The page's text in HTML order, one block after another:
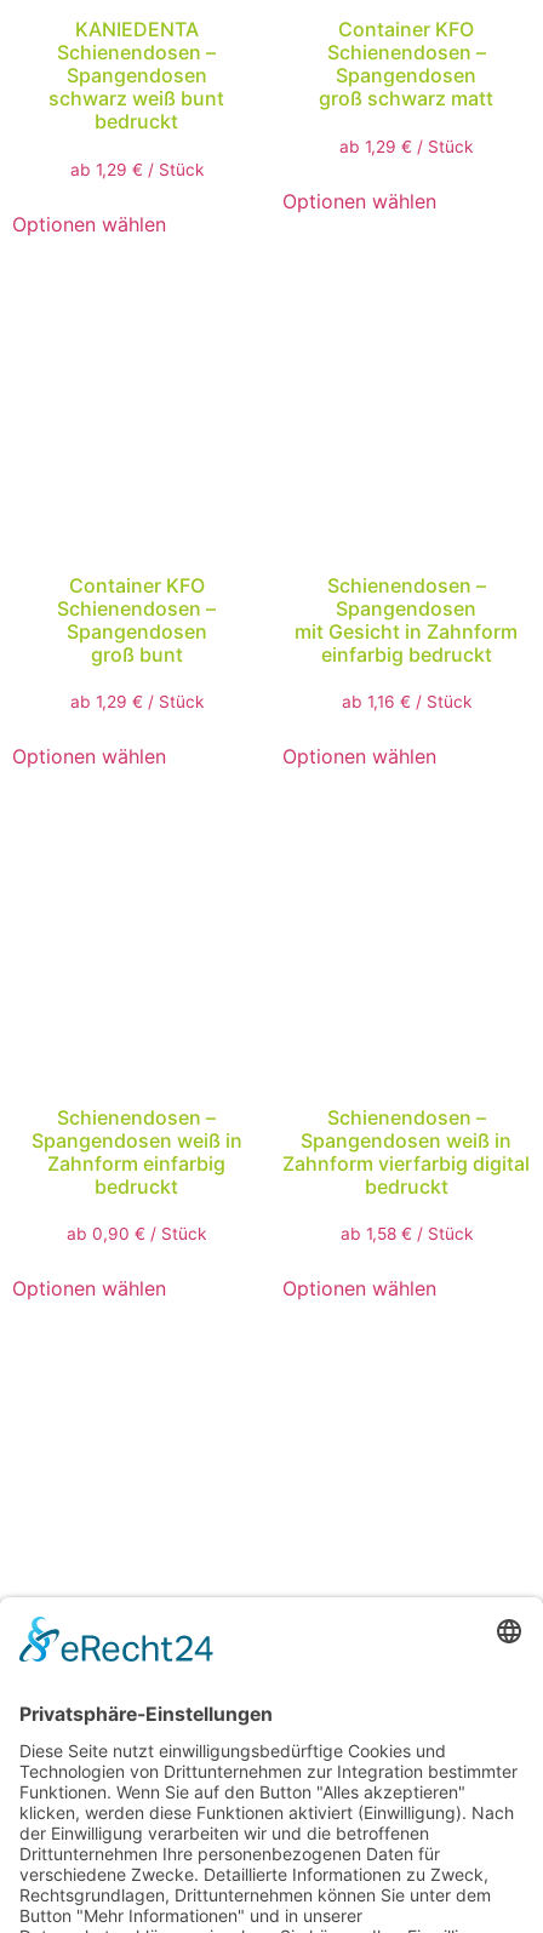
KANIEDENTA
Schienendosen –
Spangendosen
schwarz weiß bunt
bedruckt
ab 1,29 € / Stück
Optionen wählen
Container KFO
Schienendosen –
Spangendosen
groß schwarz matt
ab1,29€ / Stück
Optionen wählen
Container KFO
Schienendosen –
Spangendosen
groß bunt
ab 1,29 € / Stück
Optionen wählen
Schienendosen –
Spangendosen
mit Gesicht in Zahnform
einfarbig bedruckt
ab 1,16 € / Stück
Optionen wählen
Schienendosen –
Spangendosen weiß in
Zahnform einfarbig
bedruckt
ab0,90€ / Stück
Optionen wählen
Schienendosen –
Spangendosen weiß in
Zahnform vierfarbig digital
bedruckt
ab 1,58 € / Stück
Optionen wählen
Schienendosen –
ab0,99€/Stück
Optionen wählen
Optionen wählen
Shop Lieferbedingungen